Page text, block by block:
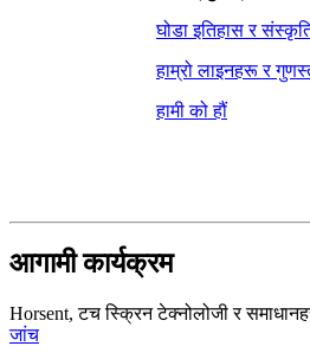
घोडा इतिहास र
हाम्रो लाइनहरू र
हामी को हौं
आगामी कार्यक्रम
Horsent, टच स्क्रिन टेक्नोलोजी र
जांच